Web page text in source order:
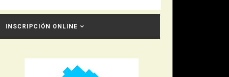
INSCRIPCIÓN ONLINE